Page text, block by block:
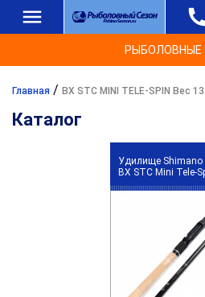
РЫБОЛОВНЫЕ
Главная / BX STC MINI TELE-SPIN Вес
Каталог
Удилище Shimano
BX STC Mini Tele-